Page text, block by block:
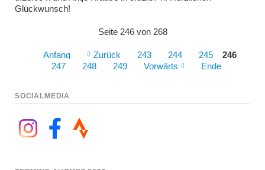
Glückwunsch!
Seite 246 von 268
Anfang Zurück 243 244 245
246
247
248 249 Vorwärts Ende
SOCIALMEDIA